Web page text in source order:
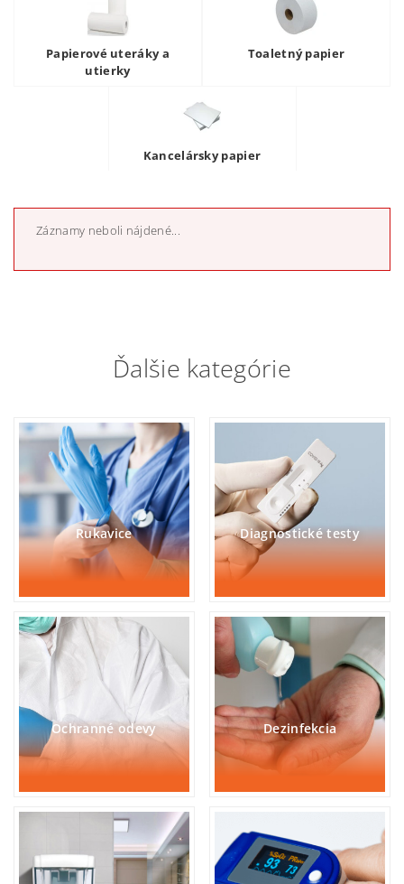
Papierové uteráky a
utierky
Toaletný papier
Kancelársky papier
Záznamy neboli nájdené...
Ďalšie kategórie
Rukavice Diagnostické testy
Ochranné odevy Dezinfekcia